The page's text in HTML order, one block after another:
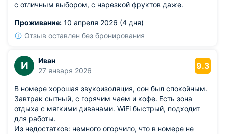
с отличным выбором, с нарезкой фруктов даже.
Проживание: 10 апреля 2026 (4 дня)
Отзыв оставлен без бронирования
И
Иван
27 января 2026
9.3
В номере хорошая звукоизоляция, сон был спокойным.
Завтрак сытный, с горячим чаем и кофе. Есть зона
отдыха с мягкими диванами. WiFi быстрый, подходит
для работы.
Из недостатков: немного огорчило, что в номере не